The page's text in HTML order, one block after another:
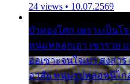
24 views • 10.07.2569
บัวทองโศก เพราะเป็น
หนุ่มหลอกเอา เขารวย
ออเซาะจนใจเบา สงสา
อาลัย หนุ่มรูปหล่อหนีไก